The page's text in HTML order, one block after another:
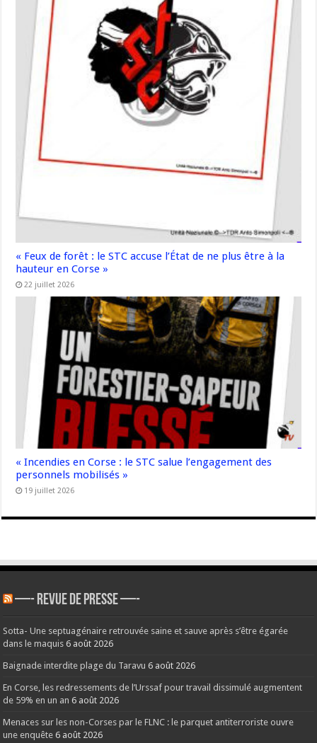
« Feux de forêt : le STC accuse l’État de ne plus être à la
hauteur en Corse »
22 juillet 2026
« Incendies en Corse : le STC salue l’engagement des
personnels mobilisés »
19 juillet 2026
—- REVUE DE PRESSE —-
Sotta- Une septuagénaire retrouvée saine et sauve après s’être égarée
dans le maquis 6 août 2026
Baignade interdite plage du Taravu 6 août 2026
En Corse, les redressements de l’Urssaf pour travail dissimulé augmentent
de 59% en un an 6 août 2026
Menaces sur les non-Corses par le FLNC : le parquet antiterroriste ouvre
une enquête 6 août 2026